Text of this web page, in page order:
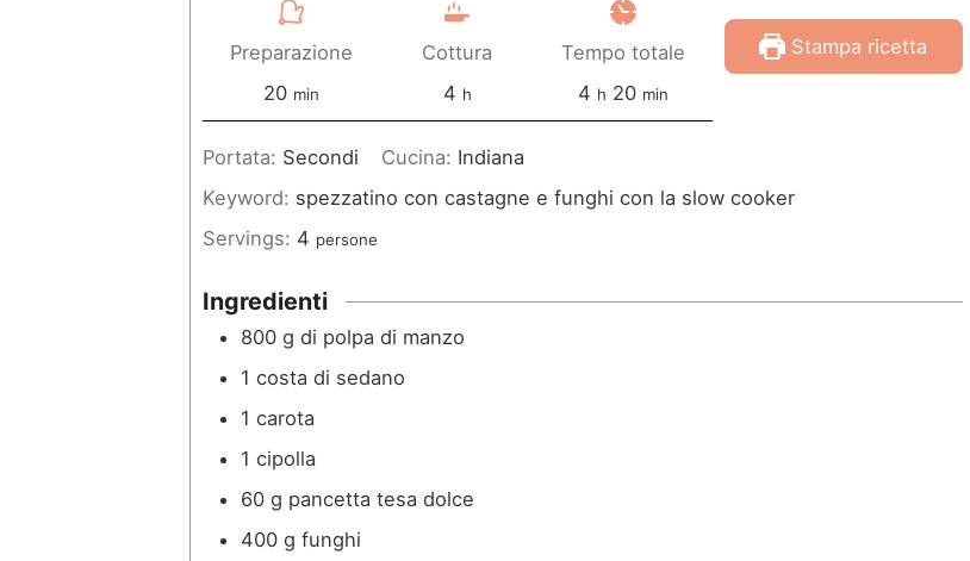
Stampa ricetta
Preparazione
20m
n
u
t
i
min
Cottura
4o
e
h
Tempo totale
4oh 20m
u
min
Portata: Secondi Cucina: Indiana
Keyword: spezzatino con castagne e funghi con la slow cooker
Servings: 4 persone
Ingredienti
800 g di polpa di manzo
1 costa di sedano
1 carota
1 cipolla
60 g pancetta tesa dolce
400 g funghi